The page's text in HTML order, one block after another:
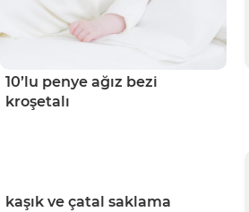
10’lu penye ağız bezi
kroşetalı
kaşık ve çatal saklama